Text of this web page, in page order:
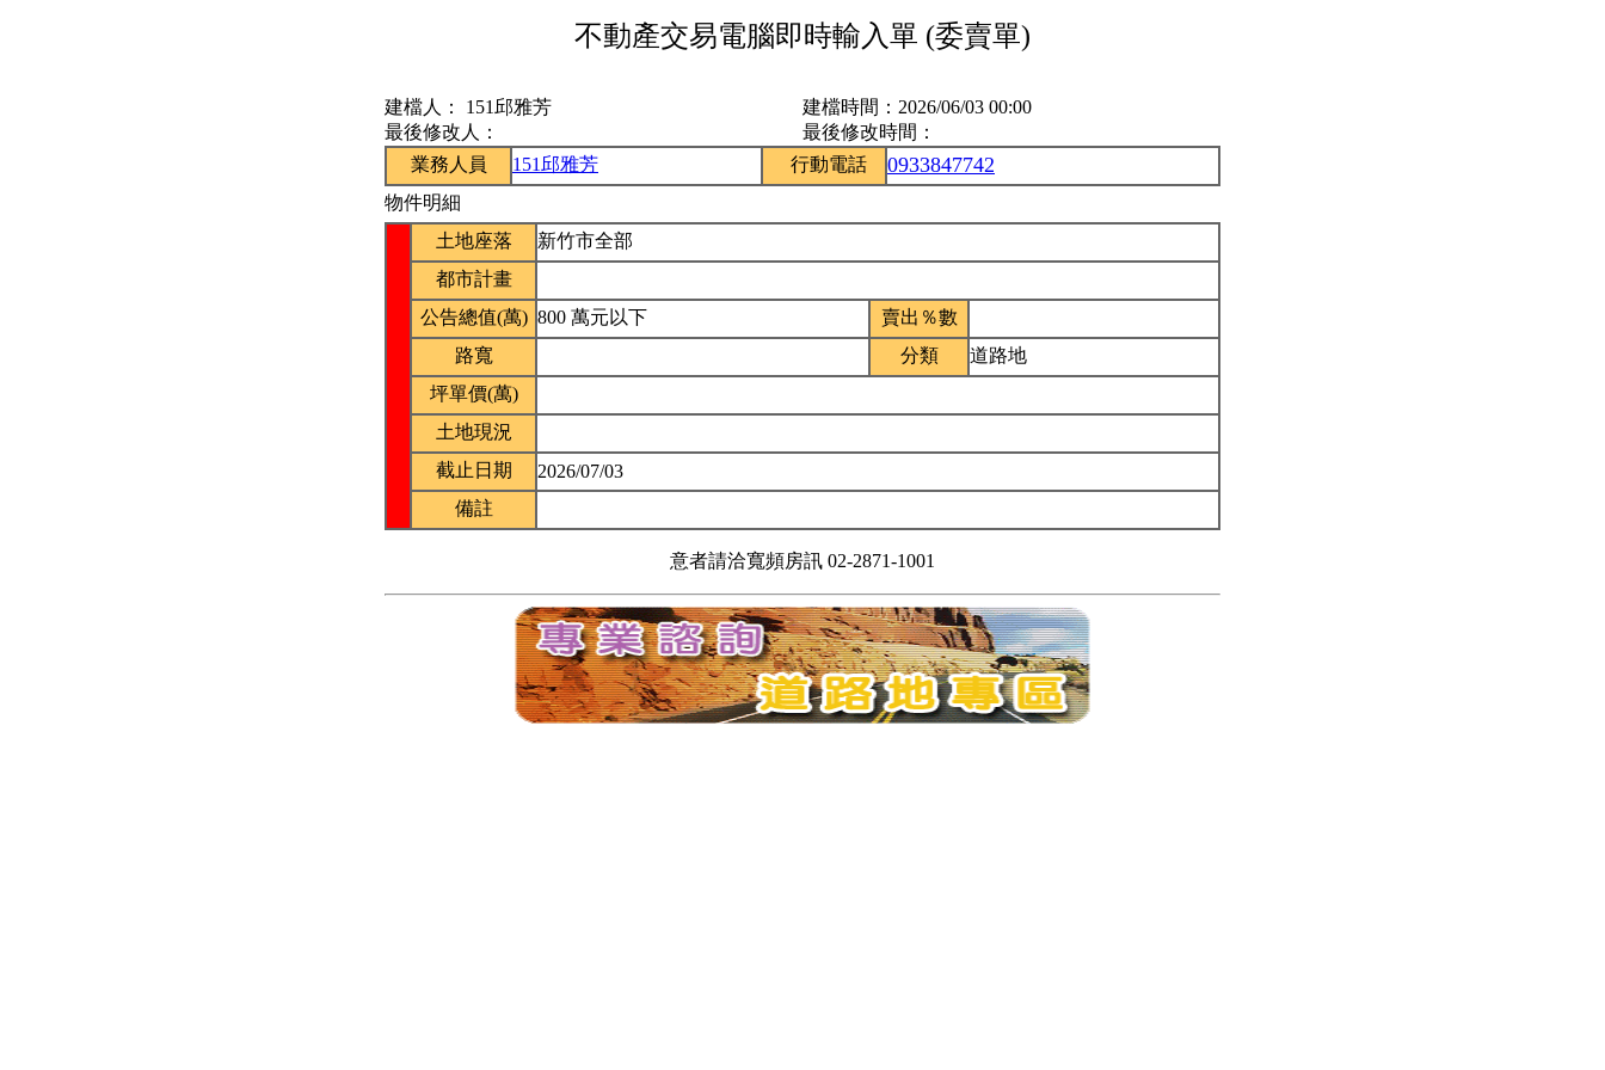
不動產交易電腦即時輸入單 (委賣單)
建檔人： 151邱雅芳 建檔時間： 2026/06/03 00:00
最後修改人：
最後修改時間：
業務人員
151邱雅芳 行動電話 0933847742
物件明細
土地座落
新竹市全部
都市計畫
公告總值(萬) 800 萬元以下
賣出％數
路寬
分類
道路地
坪單價(萬)
土地現況
截止日期
2026/07/03
備註
意者請洽寬頻房訊 02-2871-1001